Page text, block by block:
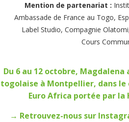
Mention de partenariat :
Ambassade de France au Togo,
Label Studio, Compagnie
Cours
Du 6 au 12 octobre,
togolaise à Montpellier, dans le
Euro Africa portée par la
→ Retrouvez-nous sur